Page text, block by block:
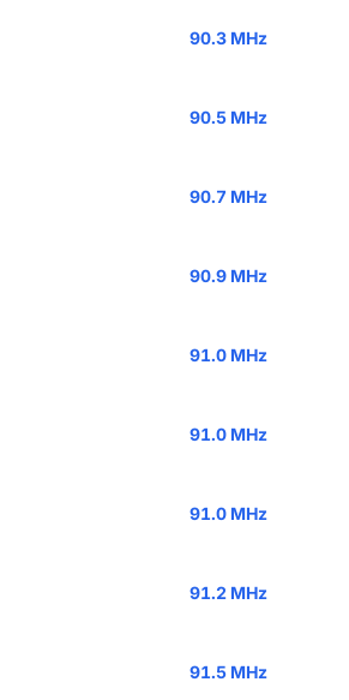
90.3 MHz
90.5 MHz
90.7 MHz
90.9 MHz
91.0 MHz
91.0 MHz
91.0 MHz
91.2 MHz
91.5 MHz